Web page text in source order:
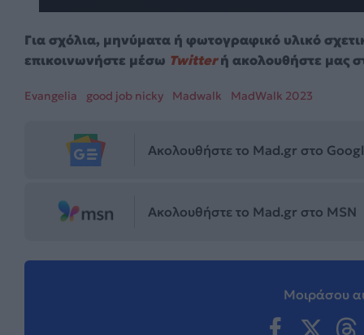
Για σχόλια, μηνύματα ή φωτογραφικό υλικό
επικοινωνήστε μέσω Twitterή ακολουθήστε μας
Evangelia good job nicky Madwalk MadWalk 2023
Ακολουθήστε το Mad.gr στο
Ακολουθήστε το Mad.gr στο MSN
Μοιράσου